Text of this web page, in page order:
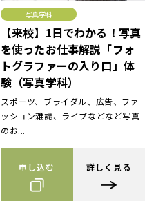
写真学科
【来校】1日でわかる！写真
を使ったお仕事解説「フォ
トグラファーの入り口」体
験（写真学科）
スポーツ、ブライダル、広告、ファ
ッション雑誌、ライブなどなど写真
のお...
申し込む 詳しく見る